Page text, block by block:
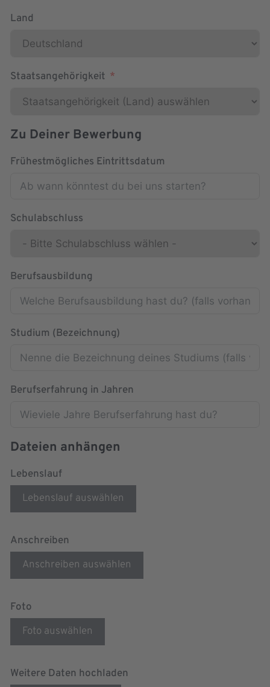
Land
Staatsangehörigkeit
Zu Deiner Bewerbung
Frühestmögliches Eintrittsdatum
Schulabschluss
Berufsausbildung
Studium (Bezeichnung)
Berufserfahrung in Jahren
Dateien anhängen
Lebenslauf
Lebenslauf auswählen
Anschreiben
Anschreiben auswählen
Foto
Foto auswählen
Weitere Daten hochladen